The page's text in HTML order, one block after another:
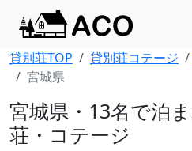
貸別荘TOP 貸別荘コテージ
宮城県
宮城県・13名で泊
荘・コテージ